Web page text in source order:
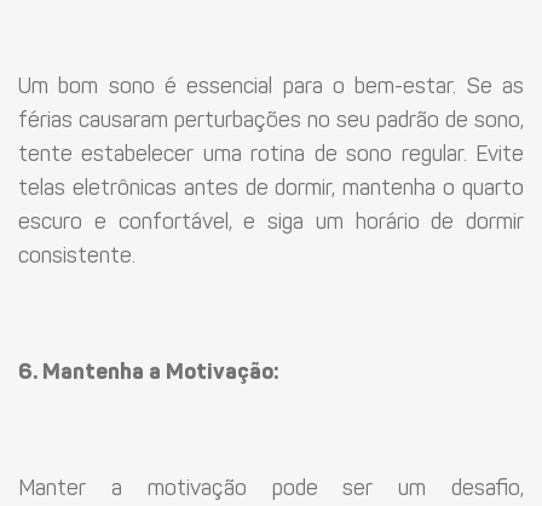
Um bom sono é essencial para o bem-estar. Se as
férias causaram perturbações no seu padrão de sono,
tente estabelecer uma rotina de sono regular. Evite
telas eletrônicas antes de dormir, mantenha o quarto
escuro e confortável, e siga um horário de dormir
consistente.
6. Mantenha a Motivação:
Manter a motivação pode ser um desafio,